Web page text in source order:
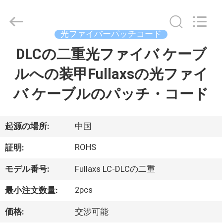
ダ
ク
ト
私
2019
Electronics&Communication
Reserved.
光ファイバーパッチコード
DLCの二重光ファイバ ケーブ
ルへの装甲Fullaxsの光ファイ
バ ケーブルのパッチ・コード
起源の場所: 中国
証明: ROHS
モデル番号: Fullaxs LC-DLCの二重
最小注文数量: 2pcs
価格: 交渉可能